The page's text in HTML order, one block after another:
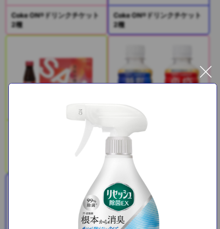
Coke ON®ドリンクチケット
2種
Coke ON®ドリンクチケット
2種
SAJI美鉄習慣（サジー＆マ
PLUSカルピス(R) 免疫ケア /
睡眠・腸活ケア